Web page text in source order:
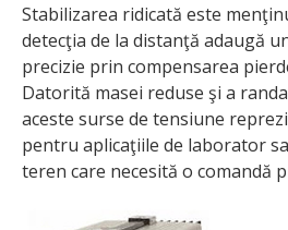
Stabilizarea ridicată este
detecţia de la distanţă adaugă
precizie prin compensarea
Datorită masei reduse şi a
aceste surse de tensiune
pentru aplicaţiile de laborator
teren care necesită o comandă